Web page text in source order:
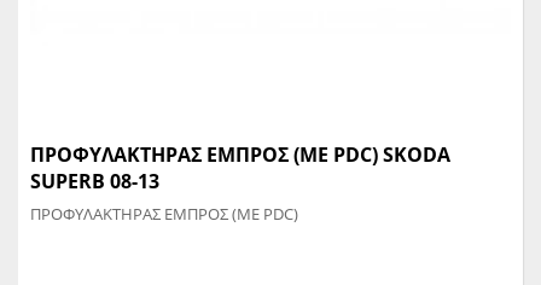
ΠΡΟΦΥΛΑΚΤΗΡΑΣ ΕΜΠΡΟΣ (ΜΕ PDC) SKODA
SUPERB 08-13
ΠΡΟΦΥΛΑΚΤΗΡΑΣ ΕΜΠΡΟΣ (ΜΕ PDC)